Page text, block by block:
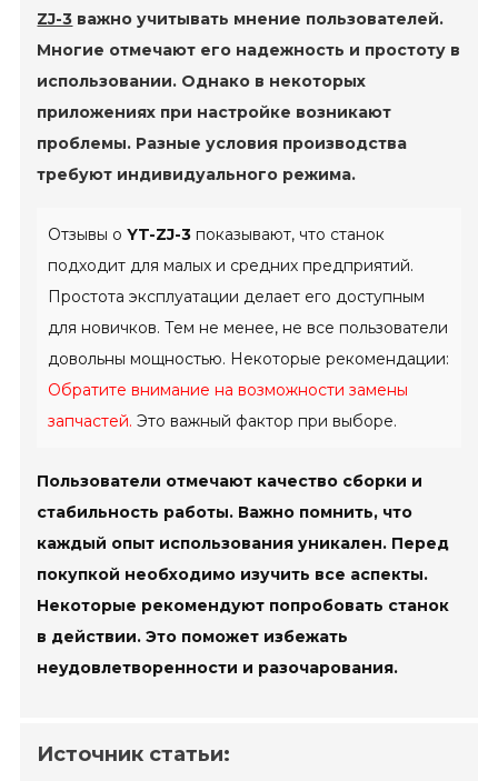
ZJ-3 важно учитывать мнение пользователей.
Многие отмечают его надежность и простоту в
использовании. Однако в некоторых
приложениях при настройке возникают
проблемы. Разные условия производства
требуют индивидуального режима.
Отзывы оYT-ZJ-3 показывают, что станок
подходит для малых и средних предприятий.
Простота эксплуатации делает его доступным
для новичков. Тем не менее, не все пользователи
довольны мощностью. Некоторые рекомендации:
Обратите внимание на возможности замены
запчастей. Это важный фактор при выборе.
Пользователи отмечают качество сборки и
стабильность работы. Важно помнить, что
каждый опыт использования уникален. Перед
покупкой необходимо изучить все аспекты.
Некоторые рекомендуют попробовать станок
в действии. Это поможет избежать
неудовлетворенности и разочарования.
Источник статьи: